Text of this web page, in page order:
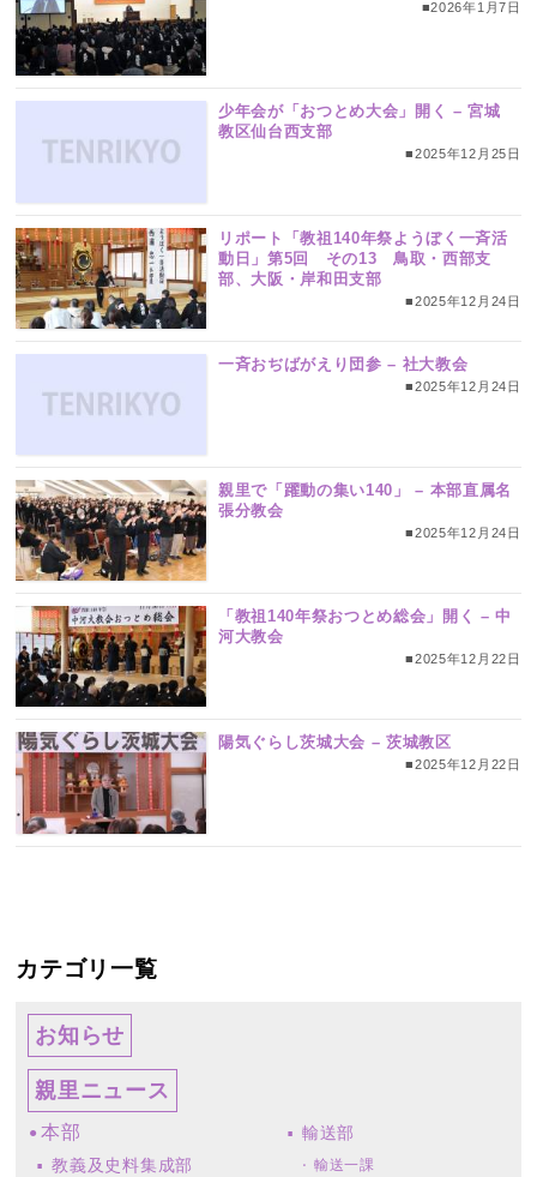
■2026年1月7日
少年会が「おつとめ大会」開く – 宮城
教区仙台西支部
■2025年12月25日
リポート「教祖140年祭ようぼく一斉活
動日」第5回 その13 鳥取・西部支
部、大阪・岸和田支部
■2025年12月24日
一斉おぢばがえり団参 – 社大教会
■2025年12月24日
親里で「躍動の集い140」 – 本部直属名
張分教会
■2025年12月24日
「教祖140年祭おつとめ総会」開く – 中
河大教会
■2025年12月22日
陽気ぐらし茨城大会 – 茨城教区
■2025年12月22日
カテゴリ一覧
お知らせ
親里ニュース
本部
教義及史料集成部
輸送部
輸送一課